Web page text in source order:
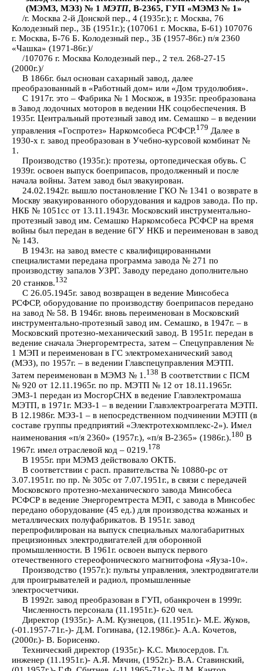
(МЭМЗ, МЭЗ) № 1 МЭТП, В-2365, ГУП «МЭМЗ № 1»
/г. Москва 2-й Донской пер., 4 (1935г.); г. Москва, 76
Колодезный пер., 3Б (1951г.); (107061 г. Москва, Б-61) 107076
г. Москва, Б-76 Б. Колодезный пер., 3Б (1957-86г.) п/я 2360
«Чашка» (1971-86г.)/
/107076 г. Москва Колодезный пер., 2 тел. 268-27-15
(2000г.)/
В 1866г. был основан сахарный завод, далее
преобразованный в «Работный дом» или «Дом трудолюбия».
С 1917г. это – Фабрика № 1 Москож, в 1935г. преобразована
в Завод лодочных моторов в ведении НК соцобеспечения. В
1935г. Центральный протезный завод им. Семашко – в ведении
управления «Госпротез» Наркомсобеса РСФСР.179 Далее в
1930-х г. завод преобразован в Учебно-курсовой комбинат №
1.
Производство (1935г.): протезы, ортопедическая обувь. С
1939г. освоен выпуск боеприпасов, продолженный и после
начала войны. Затем завод был эвакуирован.
24.02.1942г. вышло постановление ГКО № 1341 о возврате в
Москву эвакуированного оборудования и кадров завода. По пр.
НКБ № 1051сс от 13.11.1943г. Московский инструментально-
протезный завод им. Семашко Наркомсобеса РСФСР на время
войны был передан в ведение 6ГУ НКБ и переименован в завод
№ 143.
В 1943г. на завод вместе с квалифицированными
специалистами передана программа завода № 271 по
производству запалов УЗРГ. Заводу передано дополнительно
20 станков.132
С 26.05.1945г. завод возвращен в ведение Минсобеса
РСФСР, оборудование по производству боеприпасов передано
на завод № 58. В 1946г. вновь переименован в Московский
инструментально-протезный завод им. Семашко, в 1947г. – в
Московский протезно-механический завод. В 1951г. передан в
ведение сначала Энергоремтреста, затем – Спецуправления №
1 МЭП и переименован в ГС электромеханический завод
(МЭЗ), по 1957г. – в ведении Главспецуправления МЭТП.
Затем переименован в МЭМЗ № 1.138 В соответствии с ПСМ
№ 920 от 12.11.1965г. по пр. МЭТП № 12 от 18.11.1965г.
ЭМЗ-1 передан из МосгорСНХ в ведение Главэлектромаша
МЭТП, в 1971г. МЭЗ-1 – в ведении Главэлектроагрегата МЭТП.
В 12.1986г. МЭЗ-1 – в непосредственном подчинении МЭТП (в
составе группы предприятий «Электротехкомплекс-2»). Имел
наименования «п/я 2360» (1957г.), «п/я В-2365» (1986г.).180 В
1967г. имел отраслевой код – 0219.178
В 1955г. при МЭМЗ действовало ОКТБ.
В соответствии с расп. правительства № 10880-рс от
3.07.1951г. по пр. № 305с от 7.07.1951г., в связи с передачей
Московского протезно-механического завода Минсобеса
РСФСР в ведение Энергоремтреста МЭП, с завода в Минсобес
передано оборудование (45 ед.) для производства кожаных и
металлических полуфабрикатов. В 1951г. завод
перепрофилирован на выпуск специальных малогабаритных
прецизионных электродвигателей для оборонной
промышленности. В 1961г. освоен выпуск первого
отечественного стереофонического магнитофона «Яуза-10».
Производство (1957г.): пульты управления, электродвигатели
для проигрывателей и радиол, промышленные
электросчетчики.
В 1992г. завод преобразован в ГУП, обанкрочен в 1999г.
Численность персонала (11.1951г.)- 620 чел.
Директор (1935г.)- А.М. Кузнецов, (11.1951г.)- М.Е. Жуков,
(-01.1957-71г.-)- Д.М. Гогинава, (12.1986г.)- А.А. Кочетов,
(2000г.)- В. Борисенко.
Технический директор (1935г.)- К.С. Милосердов. Гл.
инженер (11.1951г.)- А.Я. Мячин, (1952г.)- В.А. Ставинский,